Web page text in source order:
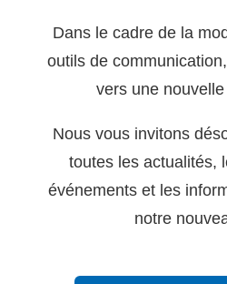
Dans le cadre de la
outils de
vers une
Nous vous invitons
toutes les actualités,
événements et les
notre